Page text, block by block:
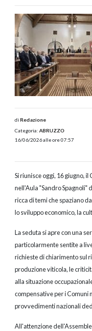
di Redazione
Categoria: ABRUZZO
16/06/2026 alle ore 07:57
Si riunisce oggi, 16 giugno,
nell'Aula "Sandro Spagnoli"
ricca di temi che spaziano
lo sviluppo economico, la
La seduta si apre con una
particolarmente sentite a
richieste di chiarimento sul
produzione viticola, le
alla situazione
compensative per i Comuni
provvedimenti nazionali
All'attenzione